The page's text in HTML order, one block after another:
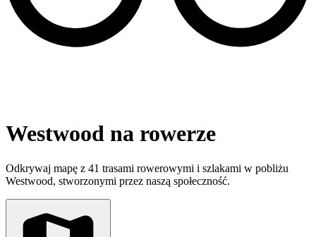
Westwood na rowerze
Odkrywaj mapę z 41 trasami rowerowymi i szlakami w pobliżu
Westwood, stworzonymi przez naszą społeczność.